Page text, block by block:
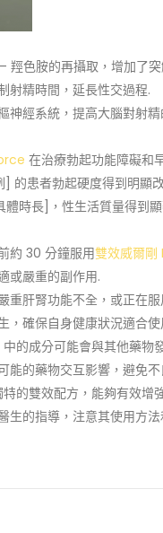
羥色胺的再攝取，增加了
射精時間，延長性交過程.
神經系統，提高大腦對射
在治療勃起功能障礙和
的患者勃起硬度得到明顯
時長]，性生活質量得到
約 30 分鐘服用雙效威爾
或嚴重的副作用.
重肝腎功能不全，或正在
，確保自身健康狀況適合
中的成分可能會與其他藥物
能的藥物交互影響，避免
的雙效配方，能夠有效增
生的指導，注意其使用方